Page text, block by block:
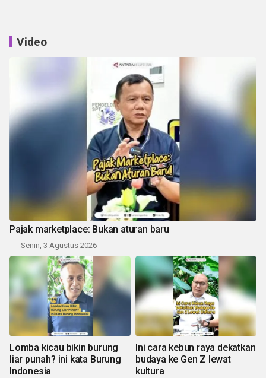
Video
Pajak marketplace: Bukan aturan baru
Senin, 3 Agustus 2026
Lomba kicau bikin burung
liar punah? ini kata Burung
Indonesia
Ini cara kebun raya dekatkan
budaya ke Gen Z lewat
kultura